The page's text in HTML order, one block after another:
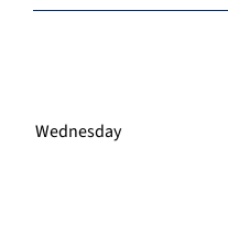
Wednesday